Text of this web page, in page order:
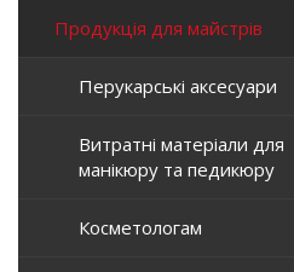
Продукція для майстрів
Перукарські аксесуари
Витратні матеріали для
манікюру та педикюру
Косметологам